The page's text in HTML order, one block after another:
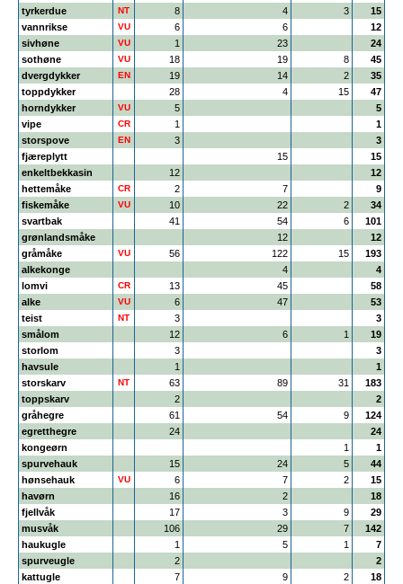
tyrkerdue
NT 8 4 3
15
vannrikse
VU 6 6
12
sivhøne
VU 1 23
24
sothøne
VU 18 19 8
45
dvergdykker
EN 19 14 2
35
toppdykker
28 4 15
47
horndykker
VU 5
5
vipe
CR 1
1
storspove
EN 3
3
fjæreplytt
15
15
enkeltbekkasin
12
12
hettemåke
CR 2 7
9
fiskemåke
VU 10 22 2
34
svartbak
41 54 6
101
grønlandsmåke
12
12
gråmåke
VU 56 122 15
193
alkekonge
4
4
lomvi
CR 13 45
58
alke
VU 6 47
53
teist
NT 3
3
smålom
12 6 1
19
storlom
3
3
havsule
1
1
storskarv
NT 63 89 31
183
toppskarv
2
2
gråhegre
61 54 9
124
egretthegre
24
24
kongeørn
1
1
spurvehauk
15 24 5
44
hønsehauk
VU 6 7 2
15
havørn
16 2
18
fjellvåk
17 3 9
29
musvåk
106 29 7
142
haukugle
1 5 1
7
spurveugle
2
2
kattugle
7 9 2
18